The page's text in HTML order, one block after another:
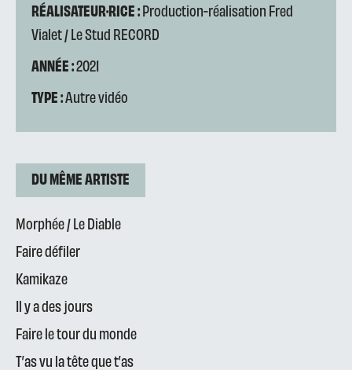
RÉALISATEUR·RICE :Production-réalisation Fred
Vialet / Le Stud RECORD
ANNÉE :2021
TYPE :Autre vidéo
DU MÊME ARTISTE
Morphée / Le Diable
Faire défiler
Kamikaze
Il y a des jours
Faire le tour du monde
T’as vu la tête que t’as